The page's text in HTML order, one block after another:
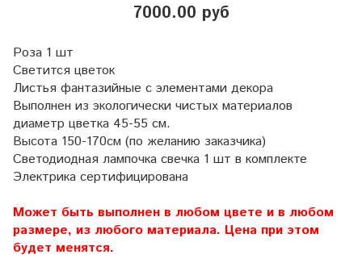
7000.00 руб
Роза 1 шт
Светится цветок
Листья фантазийные с элементами декора
Выполнен из экологически чистых материалов
диаметр цветка 45-55 см.
Высота 150-170см (по желанию заказчика)
Светодиодная лампочка свечка 1 шт в комплекте
Электрика сертифицирована
Может быть выполнен в любом цвете и в любом
размере, из любого материала. Цена при этом
будет менятся.